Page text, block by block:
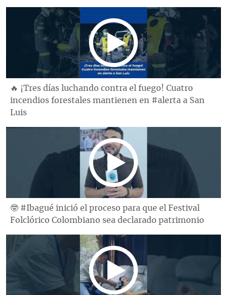
🔥 ¡Tres días luchando contra el fuego! Cuatro
incendios forestales mantienen en #alerta a San
Luis
🤓 #Ibagué inició el proceso para que el Festival
Folclórico Colombiano sea declarado patrimonio